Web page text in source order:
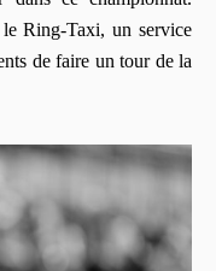
Ring-Taxi, un service
de faire un tour de la